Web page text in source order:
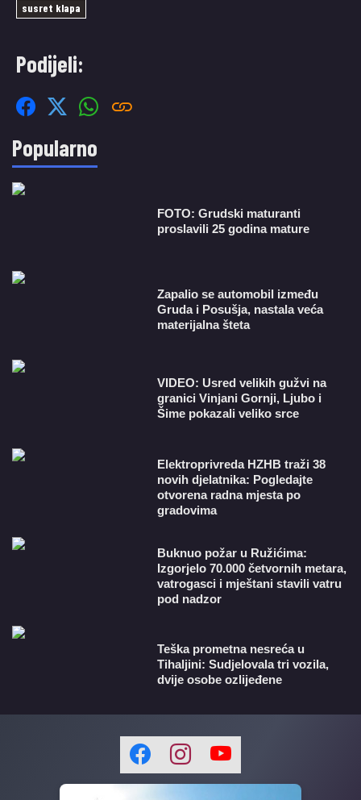
susret klapa
Podijeli:
Popularno
FOTO: Grudski maturanti
proslavili 25 godina mature
Zapalio se automobil između
Gruda i Posušja, nastala veća
materijalna šteta
VIDEO: Usred velikih gužvi na
granici Vinjani Gornji, Ljubo i
Šime pokazali veliko srce
​Elektroprivreda HZHB traži 38
novih djelatnika: Pogledajte
otvorena radna mjesta po
gradovima
Buknuo požar u Ružićima:
Izgorjelo 70.000 četvornih metara,
vatrogasci i mještani stavili vatru
pod nadzor
Teška prometna nesreća u
Tihaljini: Sudjelovala tri vozila,
dvije osobe ozlijeđene